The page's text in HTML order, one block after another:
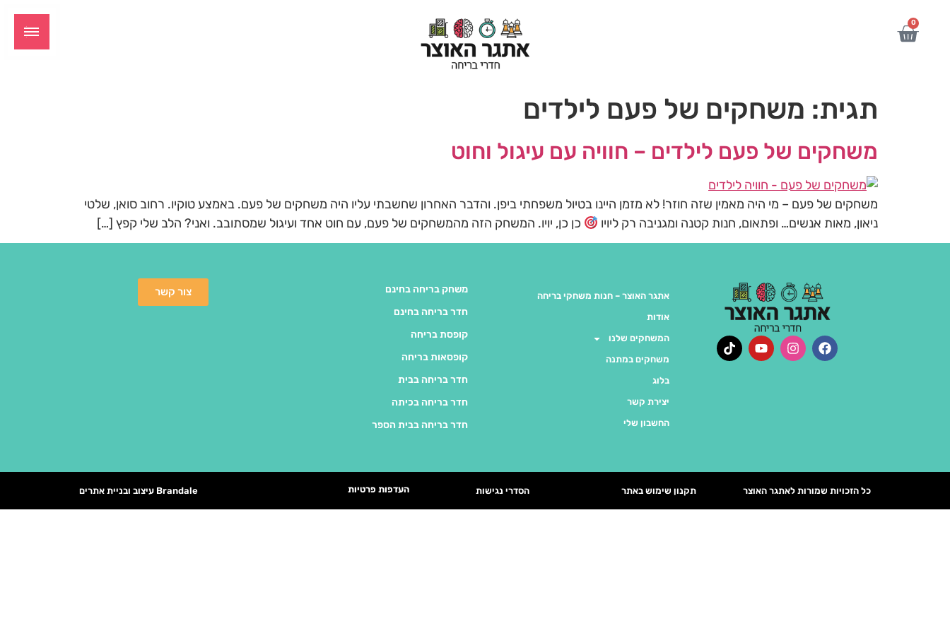
0
תגית: משחקים של פעם לילדים
משחקים של פעם לילדים – חוויה עם עיגול וחוט
משחקים של פעם – מי היה מאמין שזה חוזר! לא מזמן היינו בטיול משפחתי ביפן. והדבר האחרון שחשבתי עליו היה משחקים של פעם. באמצע טוקיו. רחוב סואן, שלטי
ניאון, מאות אנשים… ופתאום, חנות קטנה ומגניבה רק ליויו
כן כן, יויו. המשחק הזה מהמשחקים של פעם, עם חוט אחד ועיגול שמסתובב. ואני? הלב שלי קפץ […]
אתגר האוצר – חנות משחקי בריחה
אודות
המשחקים שלנו
משחקים במתנה
בלוג
יצירת קשר
החשבון שלי
משחק בריחה בחינם
חדר בריחה בחינם
קופסת בריחה
קופסאות בריחה
חדר בריחה בבית
חדר בריחה בכיתה
חדר בריחה בבית הספר
צור קשר
כל הזכויות שמורות לאתגר האוצר תקנון שימוש באתר הסדרי נגישות העדפות פרטיות Brandale עיצוב ובניית אתרים